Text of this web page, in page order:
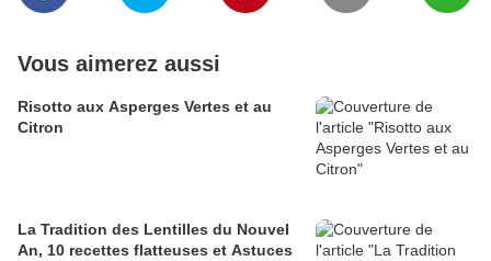
Vous aimerez aussi
Risotto aux Asperges Vertes et au
Citron
La Tradition des Lentilles du Nouvel
An, 10 recettes flatteuses et Astuces